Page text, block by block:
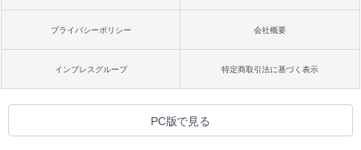
プライバシーポリシー 会社概要
インプレスグループ 特定商取引法に基づく表示
PC版で見る